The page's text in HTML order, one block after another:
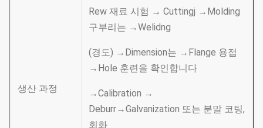
생산 과정
Rew 재료 시험 → Cuttingj →Molding
구부리는 →Welidng
(경도) →Dimension는 →Flange 용접
→Hole 훈련을 확인합니다
→Calibration →
Deburr→Galvanization 또는 분말 코팅,
회화